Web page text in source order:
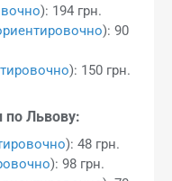
): 194 грн.
): 90
): 150 грн.
по Львову:
): 48 грн.
): 98 грн.